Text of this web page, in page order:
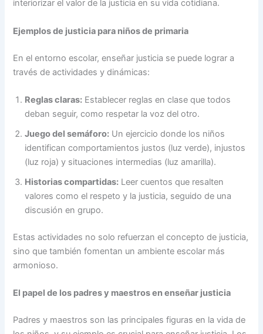
interiorizar el valor de la justicia en su vida cotidiana.
Ejemplos de justicia para niños de primaria
En el entorno escolar, enseñar justicia se puede lograr a
través de actividades y dinámicas:
Reglas claras: Establecer reglas en clase que todos
deban seguir, como respetar la voz del otro.
Juego del semáforo: Un ejercicio donde los niños
identifican comportamientos justos (luz verde), injustos
(luz roja) y situaciones intermedias (luz amarilla).
Historias compartidas: Leer cuentos que resalten
valores como el respeto y la justicia, seguido de una
discusión en grupo.
Estas actividades no solo refuerzan el concepto de justicia,
sino que también fomentan un ambiente escolar más
armonioso.
El papel de los padres y maestros en enseñar justicia
Padres y maestros son las principales figuras en la vida de